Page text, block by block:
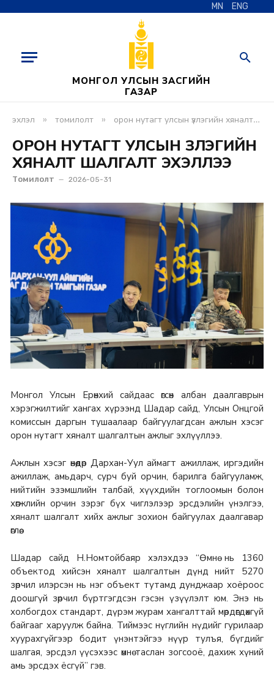
MN ENG
МОНГОЛ УЛСЫН ЗАСГИЙН
ГАЗАР
эхлэл » томилолт » орон нутагт улсын үзлэгийн хяналт шалгалт эхэллээ
ОРОН НУТАГТ УЛСЫН ҮЗЛЭГИЙН
ХЯНАЛТ ШАЛГАЛТ ЭХЭЛЛЭЭ
Томилолт 2026-05-31
Монгол Улсын Ерөнхий сайдаас өгсөн албан даалгаврын
хэрэгжилтийг хангах хүрээнд Шадар сайд, Улсын Онцгой
комиссын даргын тушаалаар байгуулагдсан ажлын хэсэг
орон нутагт хяналт шалгалтын ажлыг эхлүүллээ.
Ажлын хэсэг өнөөдөр Дархан-Уул аймагт ажиллаж, иргэдийн
ажиллаж, амьдарч, сурч буй орчин, барилга байгууламж,
нийтийн эзэмшлийн талбай, хүүхдийн тоглоомын болон
хөгжлийн орчин зэрэг бүх чиглэлээр эрсдэлийн үнэлгээ,
хяналт шалгалт хийх ажлыг зохион байгуулах даалгавар
өглөө.
Шадар сайд Н.Номтойбаяр хэлэхдээ “Өмнө нь 1360
объектод хийсэн хяналт шалгалтын дүнд нийт 5270
зөрчил илэрсэн нь нэг объект тутамд дунджаар хоёроос
доошгүй зөрчил бүртгэгдсэн гэсэн үзүүлэлт юм. Энэ нь
холбогдох стандарт, дүрэм журам хангалттай мөрдөгдөхгүй
байгааг харуулж байна. Тиймээс нүглийн нүдийг гурилаар
хуурахгүйгээр бодит үнэнтэйгээ нүүр тулъя, бүгдийг
шалгая, эрсдэл үүсэхээс өмнө таслан зогсооё, дахиж хүний
амь эрсдэх ёсгүй” гэв.